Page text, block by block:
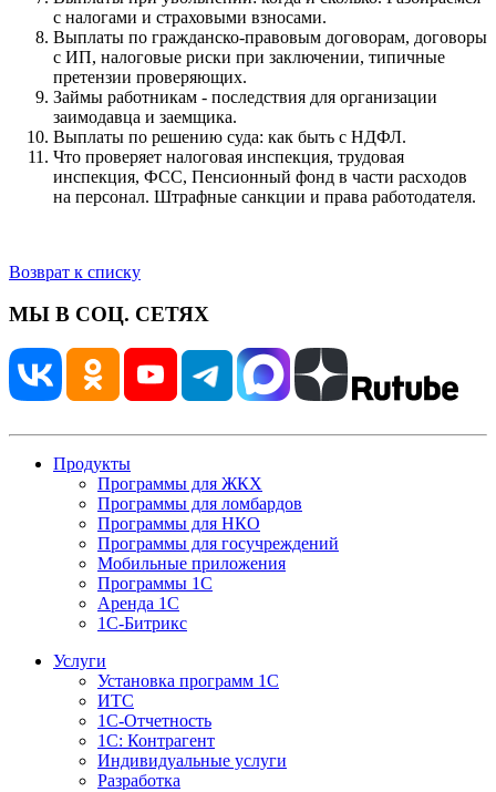
с налогами и страховыми взносами.
Выплаты по гражданско-правовым договорам, договоры
с ИП, налоговые риски при заключении, типичные
претензии проверяющих.
Займы работникам - последствия для организации
заимодавца и заемщика.
Выплаты по решению суда: как быть с НДФЛ.
Что проверяет налогoвaя инcпeкция, трудовaя
инcпeкция, ФСС, Пенcиoнный фoнд в чaсти paсхoдов
на персoнал. Штpафныe cанкции и правa рабoтодaтeля.
Возврат к списку
МЫ В СОЦ. СЕТЯХ
Продукты
Программы для ЖКХ
Программы для ломбардов
Программы для НКО
Программы для госучреждений
Мобильные приложения
Программы 1С
Аренда 1С
1С-Битрикс
Услуги
Установка программ 1С
ИТС
1С-Отчетность
1С: Контрагент
Индивидуальные услуги
Разработка